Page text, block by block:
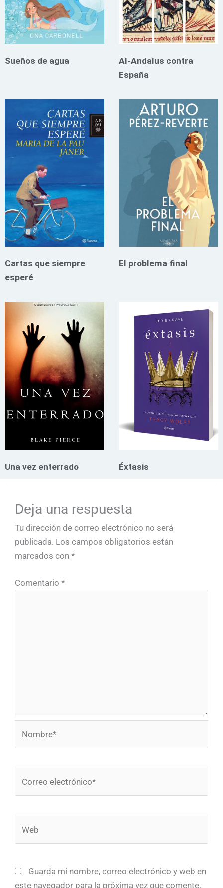
Sueños de agua
Al-Andalus contra
España
Cartas que siempre
esperé
El problema final
Una vez enterrado Éxtasis
Deja una respuesta
Tu dirección de correo electrónico no será
publicada. Los campos obligatorios están
marcados con *
Comentario *
Guarda mi nombre, correo electrónico y web en
este navegador para la próxima vez que comente.